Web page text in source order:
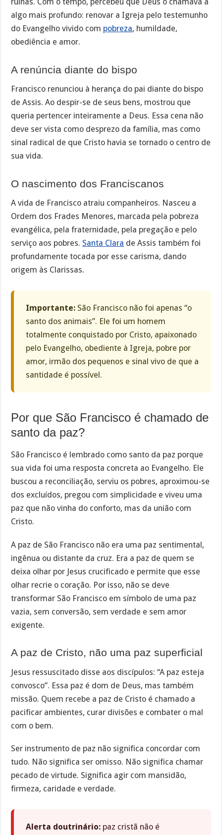
ruínas. Com o tempo, percebeu que Deus o chamava a
algo mais profundo: renovar a Igreja pelo testemunho
do Evangelho vivido com pobreza, humildade,
obediência e amor.
A renúncia diante do bispo
Francisco renunciou à herança do pai diante do bispo
de Assis. Ao despir-se de seus bens, mostrou que
queria pertencer inteiramente a Deus. Essa cena não
deve ser vista como desprezo da família, mas como
sinal radical de que Cristo havia se tornado o centro de
sua vida.
O nascimento dos Franciscanos
A vida de Francisco atraiu companheiros. Nasceu a
Ordem dos Frades Menores, marcada pela pobreza
evangélica, pela fraternidade, pela pregação e pelo
serviço aos pobres. Santa Clara de Assis também foi
profundamente tocada por esse carisma, dando
origem às Clarissas.
Importante: São Francisco não foi apenas “o
santo dos animais”. Ele foi um homem
totalmente conquistado por Cristo, apaixonado
pelo Evangelho, obediente à Igreja, pobre por
amor, irmão dos pequenos e sinal vivo de que a
santidade é possível.
Por que São Francisco é chamado de
santo da paz?
São Francisco é lembrado como santo da paz porque
sua vida foi uma resposta concreta ao Evangelho. Ele
buscou a reconciliação, serviu os pobres, aproximou-se
dos excluídos, pregou com simplicidade e viveu uma
paz que não vinha do conforto, mas da união com
Cristo.
A paz de São Francisco não era uma paz sentimental,
ingênua ou distante da cruz. Era a paz de quem se
deixa olhar por Jesus crucificado e permite que esse
olhar recrie o coração. Por isso, não se deve
transformar São Francisco em símbolo de uma paz
vazia, sem conversão, sem verdade e sem amor
exigente.
A paz de Cristo, não uma paz superficial
Jesus ressuscitado disse aos discípulos: “A paz esteja
convosco”. Essa paz é dom de Deus, mas também
missão. Quem recebe a paz de Cristo é chamado a
pacificar ambientes, curar divisões e combater o mal
com o bem.
Ser instrumento de paz não significa concordar com
tudo. Não significa ser omisso. Não significa chamar
pecado de virtude. Significa agir com mansidão,
firmeza, caridade e verdade.
Alerta doutrinário: paz cristã não é